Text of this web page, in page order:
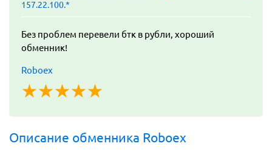
157.22.100.*
Без проблем перевели бтк в рубли, хороший
обменник!
Roboex
☆☆☆☆☆
★★★★★
Описание обменника Roboex